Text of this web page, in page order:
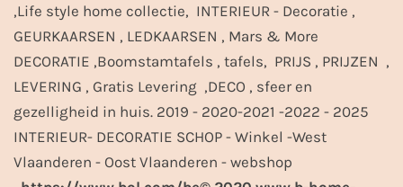
,Life style home collectie, INTERIEUR - Decoratie ,
GEURKAARSEN , LEDKAARSEN , Mars & More
DECORATIE ,Boomstamtafels , tafels, PRIJS , PRIJZEN ,
LEVERING , Gratis Levering ,DECO , sfeer en
gezelligheid in huis. 2019 - 2020-2021 -2022 - 2025
INTERIEUR- DECORATIE SCHOP - Winkel -West
Vlaanderen - Oost Vlaanderen - webshop